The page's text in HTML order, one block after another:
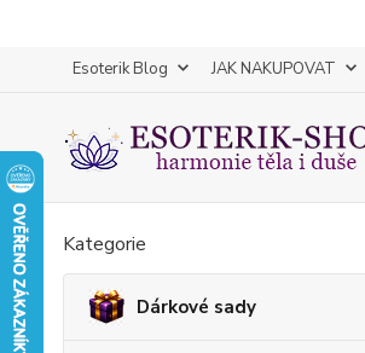
Esoterik Blog JAK NAKUPOVAT
Kategorie
Dárkové sady